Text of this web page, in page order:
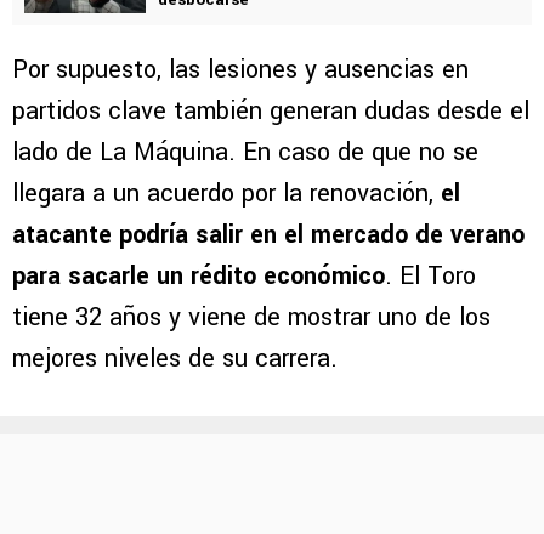
Por supuesto, las lesiones y ausencias en
partidos clave también generan dudas desde el
lado de La Máquina. En caso de que no se
llegara a un acuerdo por la renovación, el
atacante podría salir en el mercado de verano
para sacarle un rédito económico. El Toro
tiene 32 años y viene de mostrar uno de los
mejores niveles de su carrera.